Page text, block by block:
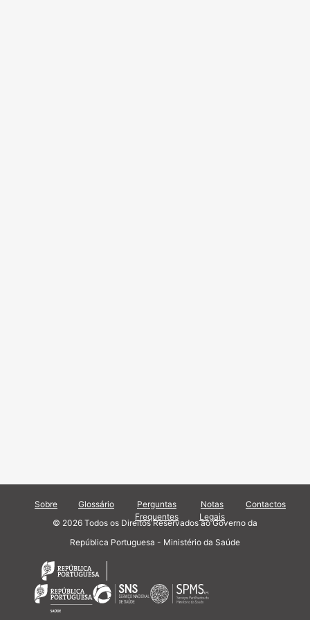
Sobre Glossário
Perguntas
Frequentes
Notas
Legais
Contactos
© 2026 Todos os Direitos Reservados ao Governo da
República Portuguesa - Ministério da Saúde